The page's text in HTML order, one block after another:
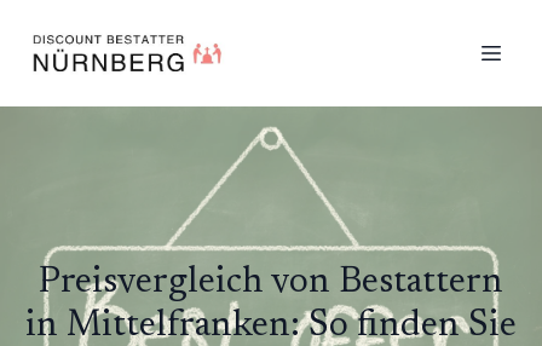
Preisvergleich von Bestattern
in Mittelfranken: So finden Sie